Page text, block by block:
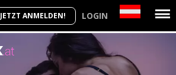
JETZT ANMELDEN! LOGIN